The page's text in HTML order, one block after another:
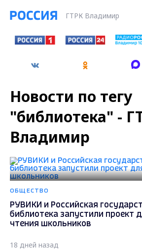
ГТРК Владимир
Новости по тегу
"библиотека" -
Владимир
ОБЩЕСТВО
РУВИКИ и Российская
библиотека запустили проект
чтения школьников
18 дней назад